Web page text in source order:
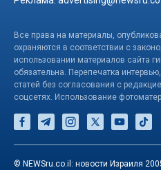
Все права на материалы,
охраняются в соответствии с
использовании материалов сайта
обязательна. Перепечатка
статей без согласования с
соцсетях. Использование
© NEWSru.co.il: новости Израиля